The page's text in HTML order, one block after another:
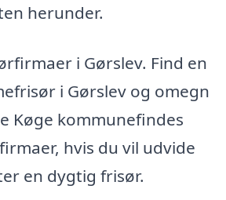
herunder.
i Gørslev. Find en
i Gørslev og omegn
Køge kommunefindes
hvis du vil udvide
en dygtig frisør.